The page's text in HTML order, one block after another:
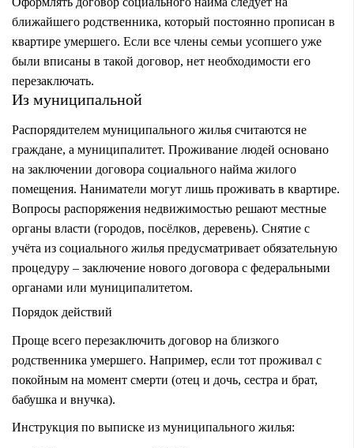
ближайшего родственника, который постоянно прописан в
квартире умершего. Если все члены семьи усопшего уже
были вписаны в такой договор, нет необходимости его
перезаключать.
Из муниципальной
Распорядителем муниципального жилья считаются не
граждане, а муниципалитет. Проживание людей основано
на заключении договора социального найма жилого
помещения. Наниматели могут лишь проживать в квартире.
Вопросы распоряжения недвижимостью решают местные
органы власти (городов, посёлков, деревень). Снятие с
учёта из социального жилья предусматривает обязательную
процедуру – заключение нового договора с федеральными
органами или муниципалитетом.
Порядок действий
Проще всего перезаключить договор на близкого
родственника умершего. Например, если тот проживал с
покойным на момент смерти (отец и дочь, сестра и брат,
бабушка и внучка).
Инструкция по выписке из муниципального жилья: